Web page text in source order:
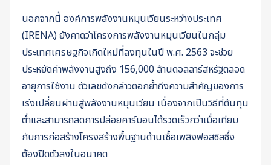
นอกจากนี้ องค์การพลังงานหมุนเวียนระหว่างประเทศ
(IRENA) ยังคาดว่าโครงการพลังงานหมุนเวียนในกลุ่ม
ประเทศเศรษฐกิจเกิดใหม่ที่ลงทุนในปี พ.ศ. 2563 จะช่วย
ประหยัดค่าพลังงานสูงถึง 156,000 ล้านดอลลาร์สหรัฐตลอด
อายุการใช้งาน ตัวเลขดังกล่าวตอกย้ำถึงความสำคัญของการ
เร่งเปลี่ยนผ่านสู่พลังงานหมุนเวียน เนื่องจากเป็นวิธีที่ต้นทุน
ต่ำและสามารถลดการปล่อยคาร์บอนได้รวดเร็วกว่าเมื่อเทียบ
กับการก่อสร้างโครงสร้างพื้นฐานด้านเชื้อเพลิงฟอสซิลซึ่ง
ต้องปิดตัวลงในอนาคต